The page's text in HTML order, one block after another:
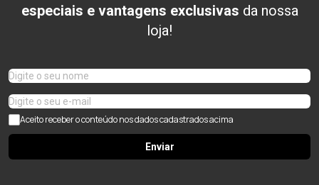
especiais e vantagens exclusivas da nossa
loja!
Aceito receber o conteúdo nos dados cadastrados acima
Enviar